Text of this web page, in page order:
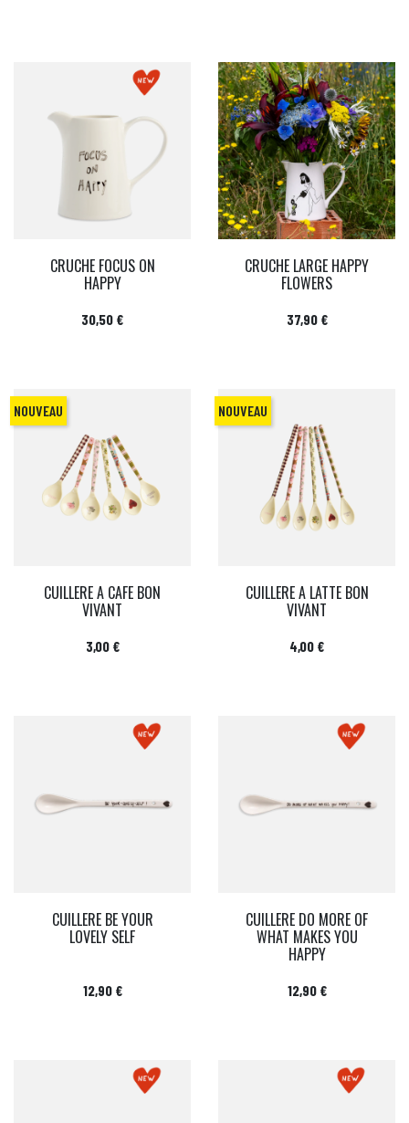
CRUCHE FOCUS ON
HAPPY
Prix
30,50 €
CRUCHE LARGE HAPPY
FLOWERS
Prix
37,90 €
CUILLERE A CAFE BON
VIVANT
Prix
3,00 €
NOUVEAU
CUILLERE A LATTE BON
VIVANT
Prix
4,00 €
NOUVEAU
CUILLERE BE YOUR
LOVELY SELF
Prix
12,90 €
CUILLERE DO MORE OF
WHAT MAKES YOU
HAPPY
Prix
12,90 €